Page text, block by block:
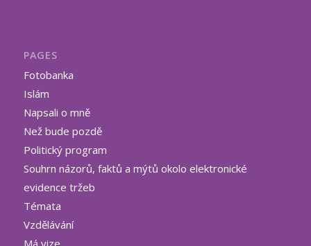
PAGES
Fotobanka
Islám
Napsali o mně
Než bude pozdě
Politický program
Souhrn názorů, faktů a mýtů okolo elektronické
evidence tržeb
Témata
Vzdělávání